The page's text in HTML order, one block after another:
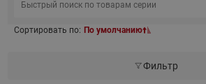
Сортировать по: По умолчанию
Фильтр